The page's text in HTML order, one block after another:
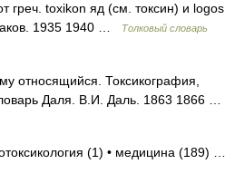
toxikon яд (см. токсин) и logos
1935 1940 …
Толковый словарь
относящийся. Токсикография,
Даля. В.И. Даль. 1863 1866 …
(1) • медицина (189) …